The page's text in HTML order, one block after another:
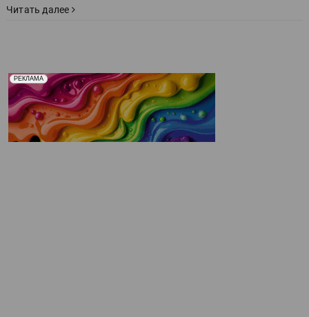
Читать далее
РЕКЛАМА
Реклама. Рекламодатель ООО "Передовые Системы
Печати" erid: 2SDnjd2d4Qz